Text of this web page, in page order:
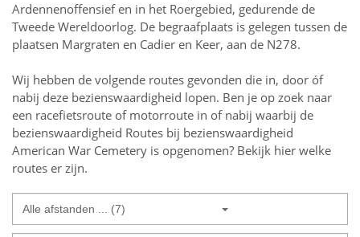
Ardennenoffensief en in het Roergebied, gedurende de
Tweede Wereldoorlog. De begraafplaats is gelegen tussen de
plaatsen Margraten en Cadier en Keer, aan de N278.
Wij hebben de volgende routes gevonden die in, door óf
nabij deze bezienswaardigheid lopen. Ben je op zoek naar
een racefietsroute of motorroute in of nabij waarbij de
bezienswaardigheid Routes bij bezienswaardigheid
American War Cemetery is opgenomen? Bekijk hier welke
routes er zijn.
Alle afstanden ... (7)